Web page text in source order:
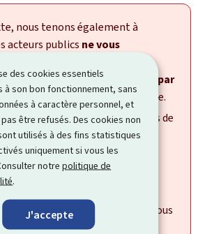
des cookies essentiels
à son bon fonctionnement, sans
à caractère personnel, et
être refusés. Des cookies non
utilisés à des fins statistiques
uniquement si vous les
notrepolitique de
.
J'accepte
nous tenons également à
acteurs publics ne vous
de saisir vos données
un lien envoyé par e-mail ou par
un paiement de cette manière.
au mieux contre les attaques de
veuillez tenir compte des
suivantes:
aucun lien, même si vous êtes
ou si un remboursement vous